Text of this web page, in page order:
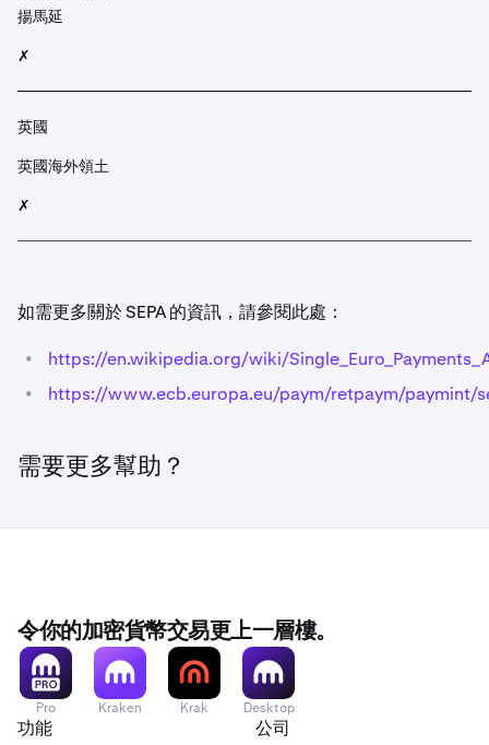
揚馬延
✗
英國
英國海外領土
✗
如需更多關於 SEPA 的資訊，請參閱此處：
• https://en.wikipedia.org/wiki/
• https://www.ecb.europa.eu/paym/retpaym/paymint/
需要更多幫助？
令你的加密貨幣交易更上一層樓。
Pro Kraken Krak Desktop
功能 公司